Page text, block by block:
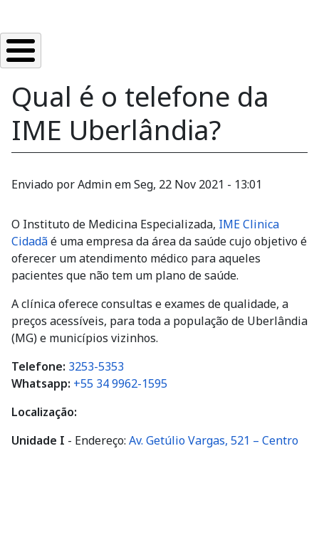
Qual é o telefone da
IME Uberlândia?
Enviado por Admin Seg, 22 Nov 2021 - 13:01
O Instituto de Medicina Especializada, IME Clinica
Cidadã é uma empresa da área da saúde cujo objetivo é
oferecer um atendimento médico para aqueles
pacientes que não tem um plano de saúde.
A clínica oferece consultas e exames de qualidade, a
preços acessíveis, para toda a população de Uberlândia
(MG) e municípios vizinhos.
Telefone:
3253-5353
Whatsapp:
+55 34 9962-1595
Localização:
Unidade I - Endereço: Av. Getúlio Vargas, 521 – Centro